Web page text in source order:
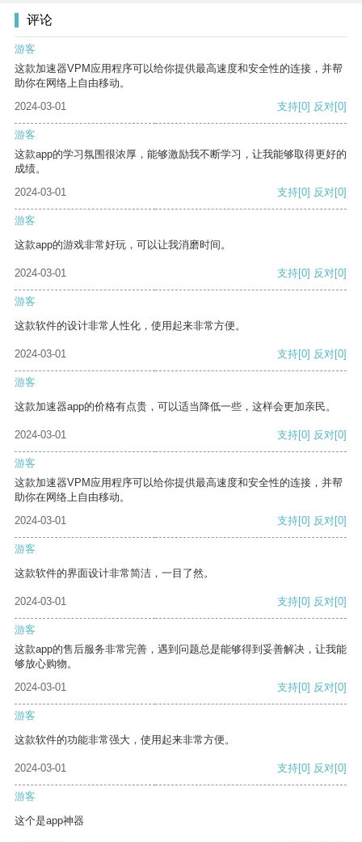
评论
游客
这款加速器VPM应用程序可以给你提供最高速度和安全性的连接，并帮
助你在网络上自由移动。
2024-03-01
支持[0] 反对[0]
游客
这款app的学习氛围很浓厚，能够激励我不断学习，让我能够取得更好的
成绩。
2024-03-01
支持[0] 反对[0]
游客
这款app的游戏非常好玩，可以让我消磨时间。
2024-03-01 支持[0] 反对[0]
游客
这款软件的设计非常人性化，使用起来非常方便。
2024-03-01 支持[0] 反对[0]
游客
这款加速器app的价格有点贵，可以适当降低一些，这样会更加亲民。
2024-03-01 支持[0] 反对[0]
游客
这款加速器VPM应用程序可以给你提供最高速度和安全性的连接，并帮
助你在网络上自由移动。
2024-03-01
支持[0] 反对[0]
游客
这款软件的界面设计非常简洁，一目了然。
2024-03-01 支持[0] 反对[0]
游客
这款app的售后服务非常完善，遇到问题总是能够得到妥善解决，让我能
够放心购物。
2024-03-01
支持[0] 反对[0]
游客
这款软件的功能非常强大，使用起来非常方便。
2024-03-01 支持[0] 反对[0]
游客
这个是app神器